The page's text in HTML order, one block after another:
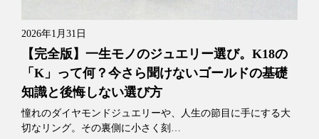
2026年1月31日
【完全版】一生モノのジュエリー選び。K18の
「K」って何？今さら聞けないゴールドの基礎
知識と後悔しない選び方
憧れのダイヤモンドジュエリーや、人生の節目に手にする大
切なリング。その裏側に小さく刻…